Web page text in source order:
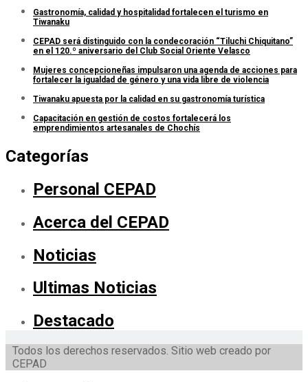
Gastronomía, calidad y hospitalidad fortalecen el turismo en
Tiwanaku
CEPAD será distinguido con la condecoración “Tiluchi Chiquitano”
en el 120.º aniversario del Club Social Oriente Velasco
Mujeres concepcioneñas impulsaron una agenda de acciones para
fortalecer la igualdad de género y una vida libre de violencia
Tiwanaku apuesta por la calidad en su gastronomía turística
Capacitación en gestión de costos fortalecerá los
emprendimientos artesanales de Chochís
Categorías
Personal CEPAD
Acerca del CEPAD
Noticias
Ultimas Noticias
Destacado
Todos los derechos reservados. Sitio web creado por
CEPAD